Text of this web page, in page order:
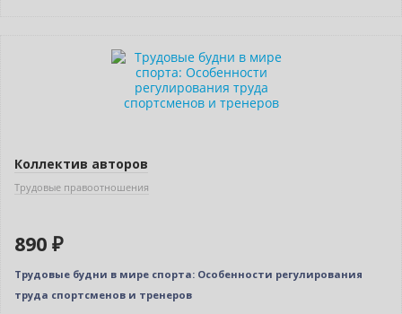
Коллектив авторов
Трудовые правоотношения
890 ₽
Трудовые будни в мире спорта: Особенности регулирования
труда спортсменов и тренеров